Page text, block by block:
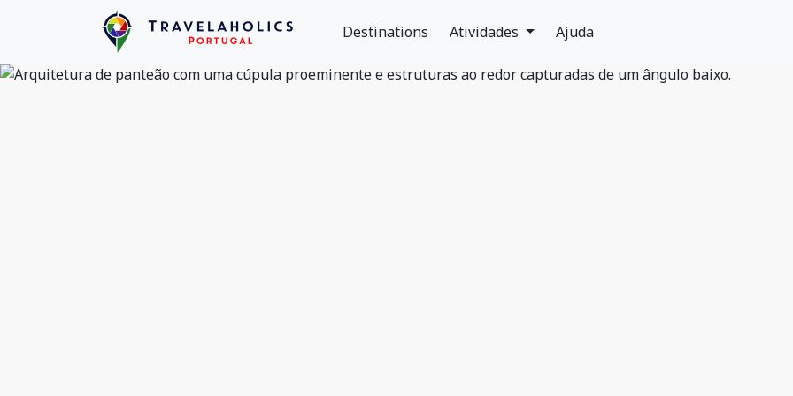
Destinations Atividades Ajuda